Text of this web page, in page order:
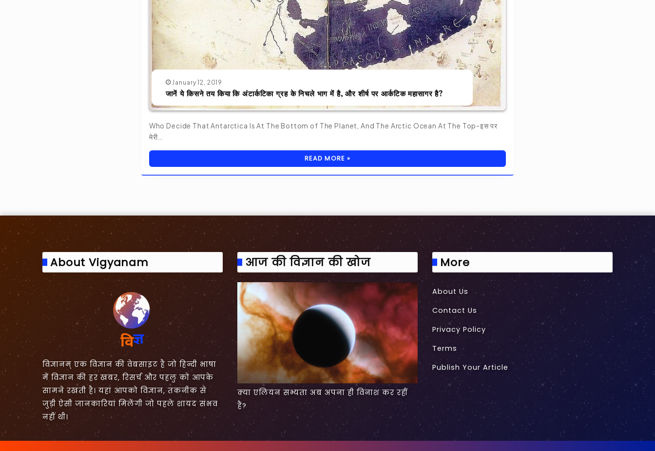
January 12, 2019
जानें ये किसने तय किया कि अंटार्कटिका ग्रह के निचले भाग में है, और शीर्ष पर आर्कटिक महासागर है?
Who Decide That Antarctica Is At The Bottom of The Planet, And The Arctic Ocean At The Top-इस पर
मेरी…
READ MORE »
About Vigyanam
विज्ञानम् एक विज्ञान की वेबसाइट है जो हिन्दी भाषा
में विज्ञान की हर खबर, रिसर्च और पहलु को आपके
सामने रखती है। यहां आपको विज्ञान, तकनीक से
जुड़ी ऐसी जानकारियां मिलेंगी जो पहले शायद संभव
नहीं थी।
आज की विज्ञान की खोज
क्या एलियन सभ्यता अब अपना ही विनाश कर रहीं
हैं?
More
About Us
Contact Us
Privacy Policy
Terms
Publish Your Article